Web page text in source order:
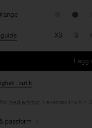
XS S
Lägg
i butik
medlemmar. Leverans inom 1-3
passform